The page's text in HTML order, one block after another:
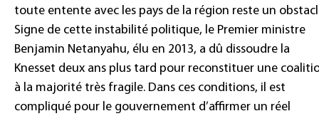
toute entente avec les pays de la région reste un
Signe de cette instabilité politique, le Premier ministre
Benjamin Netanyahu, élu en 2013, a dû dissoudre la
Knesset deux ans plus tard pour reconstituer une
à la majorité très fragile. Dans ces conditions, il est
compliqué pour le gouvernement d’affirmer un réel